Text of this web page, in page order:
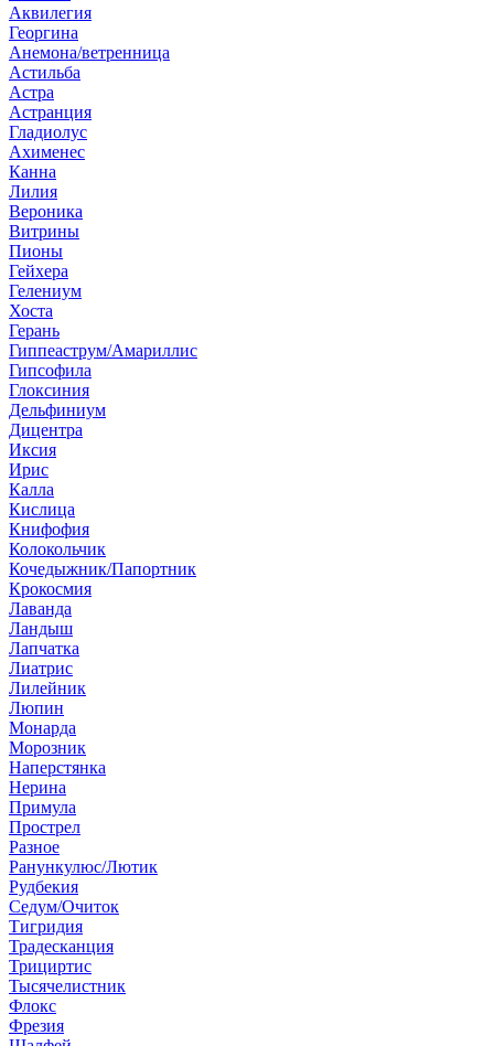
Аквилегия
Георгина
Анемона/ветренница
Астильба
Астра
Астранция
Гладиолус
Ахименес
Канна
Лилия
Вероника
Витрины
Пионы
Гейхера
Гелениум
Хоста
Герань
Гиппеаструм/Амариллис
Гипсофила
Глоксиния
Дельфиниум
Дицентра
Иксия
Ирис
Калла
Кислица
Книфофия
Колокольчик
Кочедыжник/Папортник
Крокосмия
Лаванда
Ландыш
Лапчатка
Лиатрис
Лилейник
Люпин
Монарда
Морозник
Наперстянка
Нерина
Примула
Прострел
Разное
Ранункулюс/Лютик
Рудбекия
Седум/Очиток
Тигридия
Традесканция
Трициртис
Тысячелистник
Флокс
Фрезия